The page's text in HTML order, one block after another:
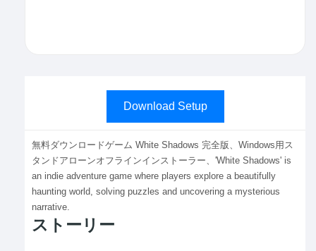
Download Setup
無料ダウンロードゲーム White Shadows 完全版、Windows用ス
タンドアローンオフラインインストーラー、'White Shadows' is
an indie adventure game where players explore a beautifully
haunting world, solving puzzles and uncovering a mysterious
narrative.
ストーリー